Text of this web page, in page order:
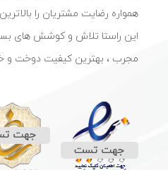
همواره رضایت مشتریان را
این راستا تلاش و کوشش های
مجرب ، بهترین کیفیت دوخت و